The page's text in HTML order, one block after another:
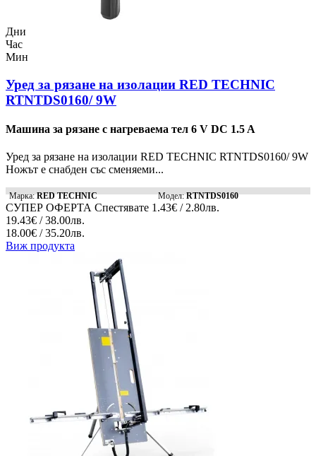
Дни
Час
Мин
Уред за рязане на изолации RED TECHNIC
RTNTDS0160/ 9W
Машина за рязане с нагреваема тел 6 V DC 1.5 A
Уред за рязане на изолации RED TECHNIC RTNTDS0160/ 9W
Ножът е снабден със сменяеми...
Марка:RED TECHNIC Модел:RTNTDS0160
СУПЕР ОФЕРТА Спестявате 1.43€ / 2.80лв.
19.43€ / 38.00лв.
18.00€ / 35.20лв.
Виж продукта